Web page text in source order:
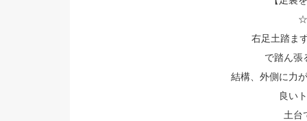
☆
右足土踏ま
で踏ん張
結構、外側に力
良い
土台